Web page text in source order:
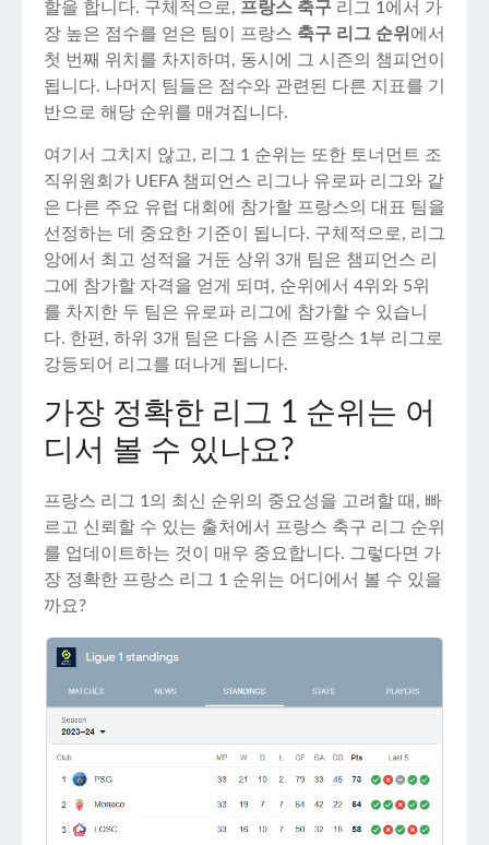
할을 합니다. 구체적으로, 프랑스 축구 리그 1에서 가
장 높은 점수를 얻은 팀이 프랑스 축구 리그 순위 에서
첫 번째 위치를 차지하며, 동시에 그 시즌의 챔피언이
됩니다. 나머지 팀들은 점수와 관련된 다른 지표를 기
반으로 해당 순위를 매겨집니다.
여기서 그치지 않고, 리그 1 순위는 또한 토너먼트 조
직위원회가 UEFA 챔피언스 리그나 유로파 리그와 같
은 다른 주요 유럽 대회에 참가할 프랑스의 대표 팀을
선정하는 데 중요한 기준이 됩니다. 구체적으로, 리그
앙에서 최고 성적을 거둔 상위 3개 팀은 챔피언스 리
그에 참가할 자격을 얻게 되며, 순위에서 4위와 5위
를 차지한 두 팀은 유로파 리그에 참가할 수 있습니
다. 한편, 하위 3개 팀은 다음 시즌 프랑스 1부 리그로
강등되어 리그를 떠나게 됩니다.
가장 정확한 리그 1 순위는 어
디서 볼 수 있나요?
프랑스 리그 1의 최신 순위의 중요성을 고려할 때, 빠
르고 신뢰할 수 있는 출처에서 프랑스 축구 리그 순위
를 업데이트하는 것이 매우 중요합니다. 그렇다면 가
장 정확한 프랑스 리그 1 순위는 어디에서 볼 수 있을
까요?